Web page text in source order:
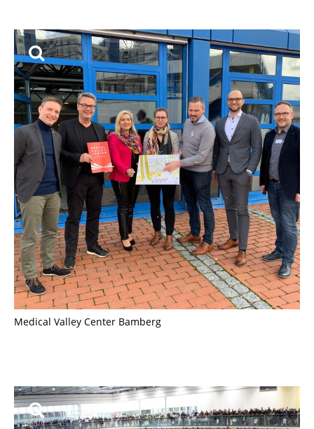
Medical Valley Center Bamberg